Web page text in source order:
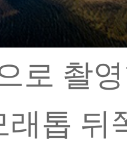
로 촬
래톱 뒤